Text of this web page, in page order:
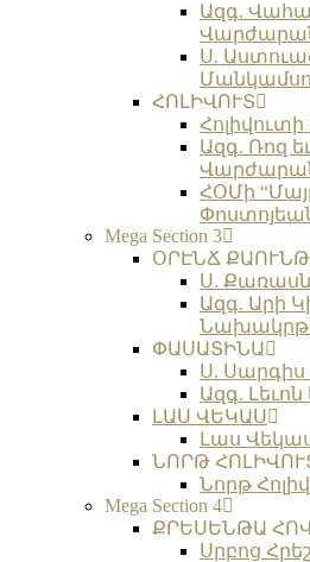
Ազգ.
Ս.
ՀՈԼԻՎՈՒՏ
Ազգ. Ռոզ
ՀՕՄի
Mega Section 3
ՕՐԷՆՃ
Ս.
Ազգ. Արի
ՓԱՍԱՏԻՆԱ
Ս. Սարգիս
Ազգ.
ԼԱՍ ՎԵԿԱՍ
Լաս
ՆՈՐԹ
Նորթ
Mega Section 4
ՔՐԵՍԵՆԹԱ
Սրբոց